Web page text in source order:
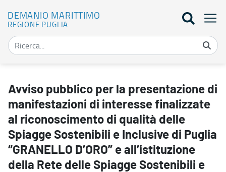
DEMANIO MARITTIMO
REGIONE PUGLIA
Avviso pubblico per la presentazione di
manifestazioni di interesse finalizzate
al riconoscimento di qualità delle
Spiagge Sostenibili e Inclusive di Puglia
“GRANELLO D’ORO” e all’istituzione
della Rete delle Spiagge Sostenibili e